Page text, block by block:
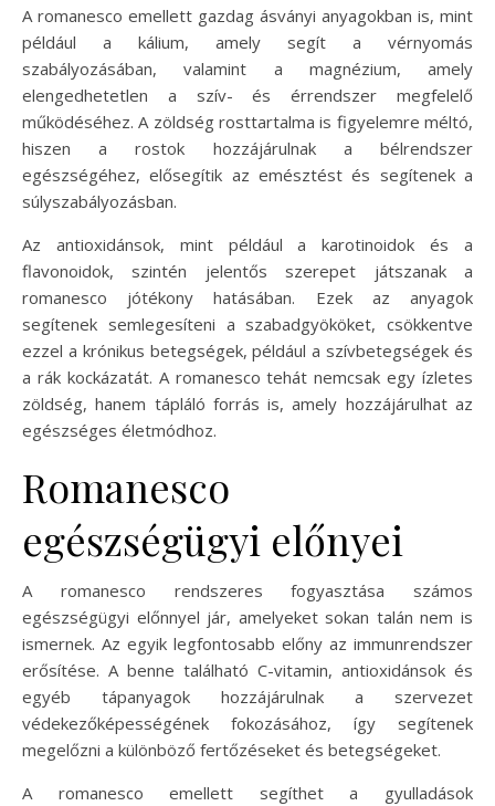
A romanesco emellett gazdag ásványi anyagokban is, mint
például a kálium, amely segít a vérnyomás
szabályozásában, valamint a magnézium, amely
elengedhetetlen a szív- és érrendszer megfelelő
működéséhez. A zöldség rosttartalma is figyelemre méltó,
hiszen a rostok hozzájárulnak a bélrendszer
egészségéhez, elősegítik az emésztést és segítenek a
súlyszabályozásban.
Az antioxidánsok, mint például a karotinoidok és a
flavonoidok, szintén jelentős szerepet játszanak a
romanesco jótékony hatásában. Ezek az anyagok
segítenek semlegesíteni a szabadgyököket, csökkentve
ezzel a krónikus betegségek, például a szívbetegségek és
a rák kockázatát. A romanesco tehát nemcsak egy ízletes
zöldség, hanem tápláló forrás is, amely hozzájárulhat az
egészséges életmódhoz.
Romanesco
egészségügyi előnyei
A romanesco rendszeres fogyasztása számos
egészségügyi előnnyel jár, amelyeket sokan talán nem is
ismernek. Az egyik legfontosabb előny az immunrendszer
erősítése. A benne található C-vitamin, antioxidánsok és
egyéb tápanyagok hozzájárulnak a szervezet
védekezőképességének fokozásához, így segítenek
megelőzni a különböző fertőzéseket és betegségeket.
A romanesco emellett segíthet a gyulladások